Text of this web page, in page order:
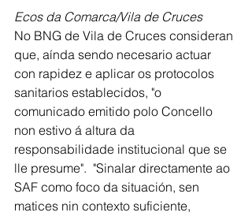
Ecos da Comarca/Vila de Cruces
No BNG de Vila de Cruces consideran
que, aínda sendo necesario actuar
con rapidez e aplicar os protocolos
sanitarios establecidos, "o
comunicado emitido polo Concello
non estivo á altura da
responsabilidade institucional que se
lle presume".  "Sinalar directamente ao
SAF como foco da situación, sen
matices nin contexto suficiente,